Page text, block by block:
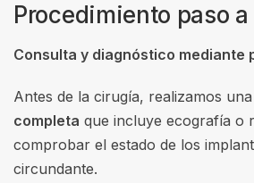
Procedimiento paso
Consulta y diagnóstico mediante
Antes de la cirugía, realizamos una
completa que incluye ecografía o
comprobar el estado de los
circundante.